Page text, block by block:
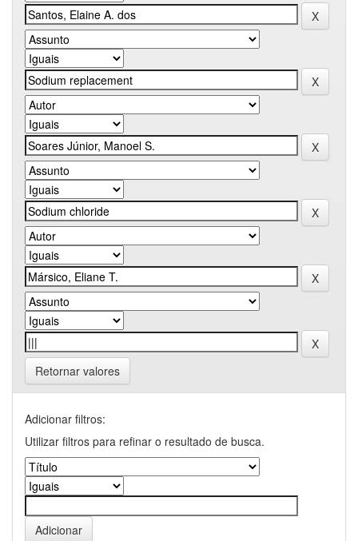
Retornar valores
Adicionar filtros:
Utilizar filtros para refinar o resultado de busca.